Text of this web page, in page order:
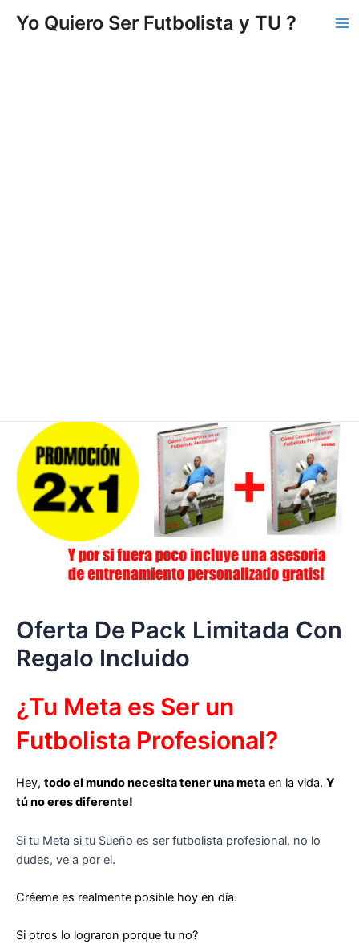
Yo Quiero Ser Futbolista y TU ?
Oferta De Pack Limitada Con
Regalo Incluido
¿Tu Meta es Ser un
Futbolista Profesional?
Hey, todo el mundo necesita tener una meta en la vida. Y
tú no eres diferente!
Si tu Meta si tu Sueño es ser futbolista profesional, no lo
dudes, ve a por el.
Créeme es realmente posible hoy en día.
Si otros lo lograron porque tu no?